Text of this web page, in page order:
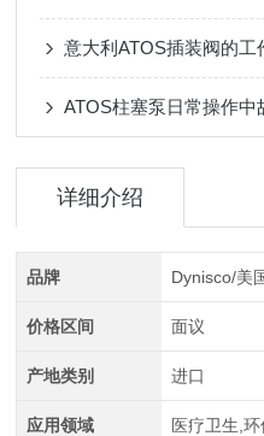
意大利ATOS插装阀的工
ATOS柱塞泵日常操作中
详细介绍
品牌 Dynisco/美
价格区间 面议
产地类别 进口
应用领域 医疗卫生,